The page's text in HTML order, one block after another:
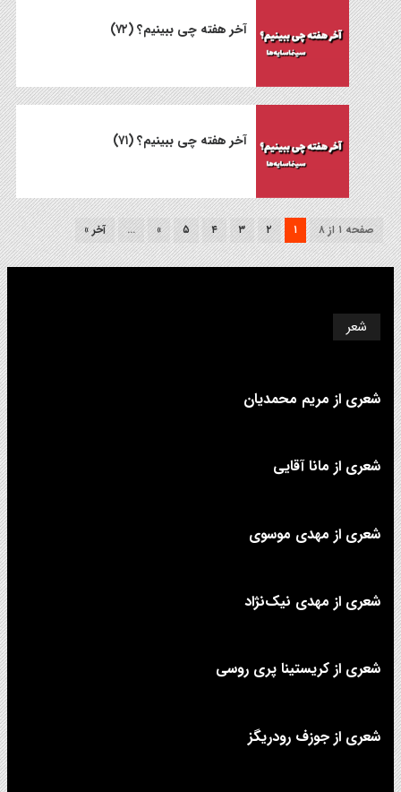
آخر هفته چی ببینیم؟ (۷۲)
آخر هفته چی ببینیم؟ (۷۱)
صفحه ۱ از ۸ ۱ ۲ ۳ ۴ ۵ »
... آخر »
شعر
شعری از مریم محمدیان
شعری از مانا آقایی
شعری از مهدی موسوی
شعری از مهدی نیک‌نژاد
شعری از کریستینا پری روسی
شعری از جوزف رودریگز